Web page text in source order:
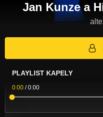
Jan Kunze a
PLAYLIST KAPELY
0:00 /0:00